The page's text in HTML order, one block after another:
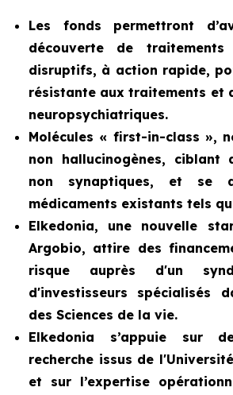
Les fonds permettront
découverte de traitements
disruptifs, à action rapide,
résistante aux traitements et
neuropsychiatriques.
Molécules « first-in-class »,
non hallucinogènes, ciblant
non synaptiques, et se
médicaments existants tels
Elkedonia, une nouvelle
Argobio, attire des
risque auprès d'un
d'investisseurs spécialisés
des Sciences de la vie.
Elkedonia s’appuie sur
recherche issus de
et sur l’expertise